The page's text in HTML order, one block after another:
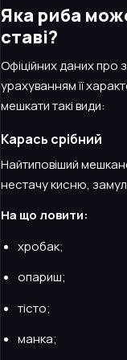
Яка риба
ставі?
Офіційних даних про
урахуванням її
мешкати такі види:
Карась срібний
Найтиповіший
нестачу кисню,
На що ловити:
хробак;
опариш;
тісто;
манка;